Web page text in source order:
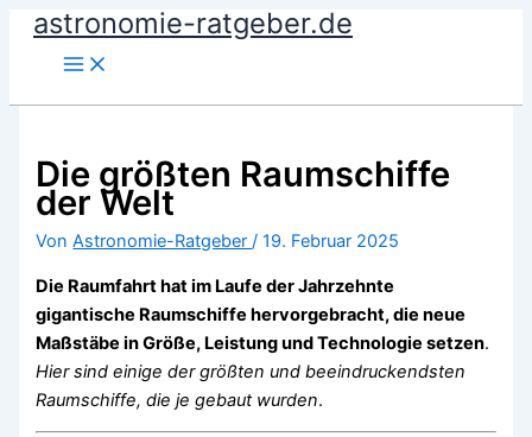
Zumastronomie-ratgeber.de
Die größten Raumschiffe
der Welt
VonAstronomie-Ratgeber/19. Februar 2025
Die Raumfahrt hat im Laufe der Jahrzehnte
gigantische Raumschiffe hervorgebracht, die neue
Maßstäbe in Größe, Leistung und Technologie setzen.
Hier sind einige der größten und beeindruckendsten
Raumschiffe, die je gebaut wurden.